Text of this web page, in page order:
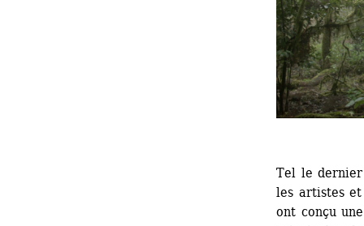
Tel le
les artistes
ont conçu